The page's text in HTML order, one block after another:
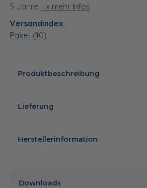
5 Jahre
» mehr Infos
Versandindex:
Paket (10)
Produktbeschreibung
Lieferung
Herstellerinformation
Downloads